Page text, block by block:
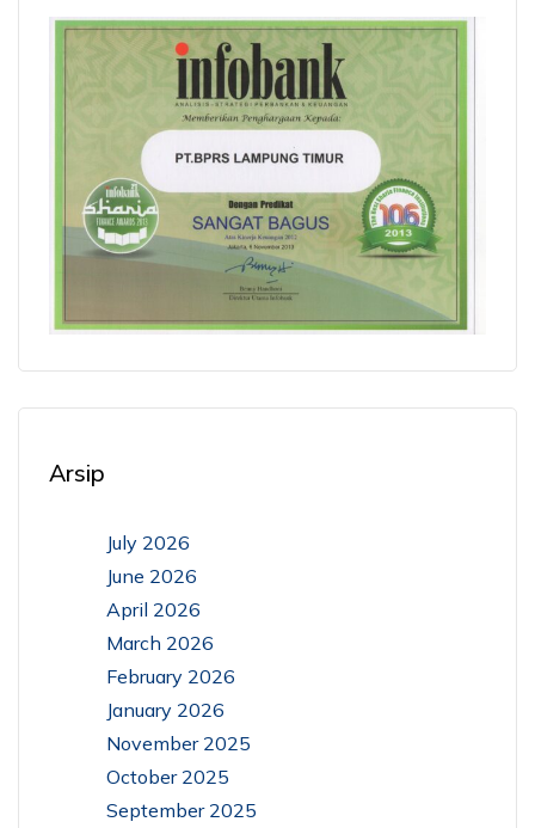
Arsip
July 2026
June 2026
April 2026
March 2026
February 2026
January 2026
November 2025
October 2025
September 2025